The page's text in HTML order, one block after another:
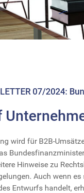
07/2024:
wird für B2B-
Hinweise zu
Auch wenn
Entwurfs handelt,